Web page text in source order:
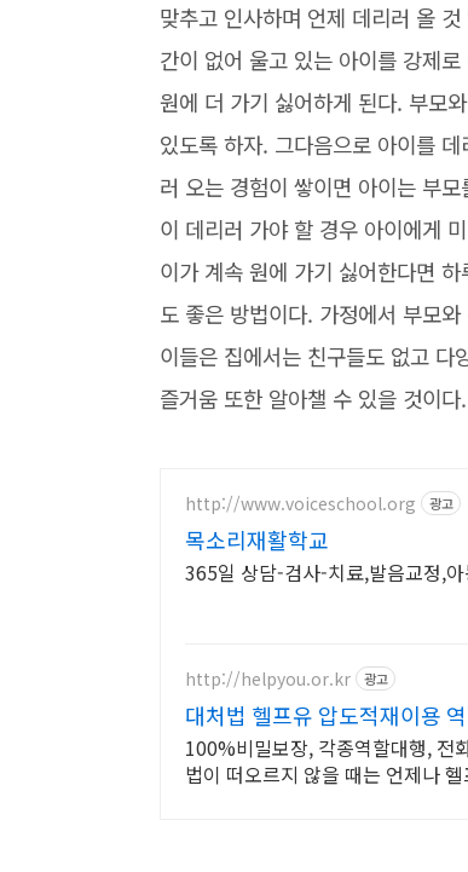
맞추고 인사하며 언제 데리러 올
간이 없어 울고 있는 아이를 강제
원에 더 가기 싫어하게 된다. 부모
있도록 하자. 그다음으로 아이를
러 오는 경험이 쌓이면 아이는 부
이 데리러 가야 할 경우 아이에게
이가 계속 원에 가기 싫어한다면
도 좋은 방법이다. 가정에서 부모
이들은 집에서는 친구들도 없고
즐거움 또한 알아챌 수 있을 것이다.
http://www.voiceschool.org 광고
목소리재활학교
365일 상담-검사-치료,발음교정,
http://helpyou.or.kr 광고
대처법 헬프유 압도적재이용
100%비밀보장, 각종역할대행, 전
법이 떠오르지 않을 때는 언제나